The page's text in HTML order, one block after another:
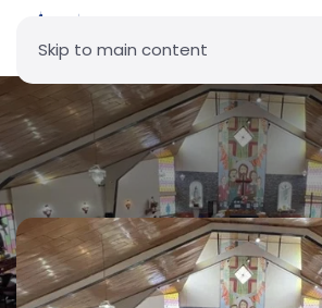
Skip to main content
Parroquia Nuestra
la Nueva